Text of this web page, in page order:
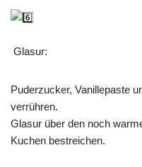
Glasur:
Puderzucker, Vanillepaste
verrühren.
Glasur über den noch
Kuchen bestreichen.